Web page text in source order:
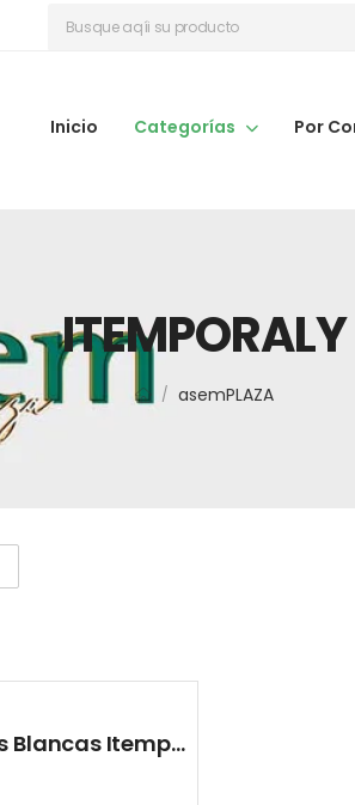
Inicio Categorías Por
ITEMPORALY
/ asemPLAZA
Anillo Dúo Circonitas Blancas Itemporality